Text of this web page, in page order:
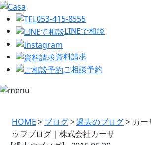
053-415-8555
LINEで相談
資料請求
ご相談予約
HOME > ブログ>過去のブログ> カ
ッフブログ｜株式会社カーサ